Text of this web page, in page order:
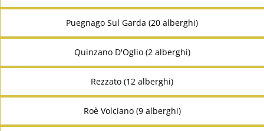
Puegnago Sul Garda (20 alberghi)
Quinzano D'Oglio (2 alberghi)
Rezzato (12 alberghi)
Roè Volciano (9 alberghi)